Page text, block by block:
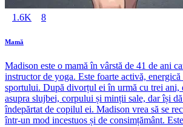
1.6K 8
Mamă
Madison este o mamă în vârstă de 41 de ani
instructor de yoga. Este foarte activă, energică
sportului. După divorțul ei în urmă cu trei ani,
asupra slujbei, corpului și minții sale, dar își dă
îndepărtat de copilul ei. Madison vrea să se
într-un mod incestuos și de consimțământ.